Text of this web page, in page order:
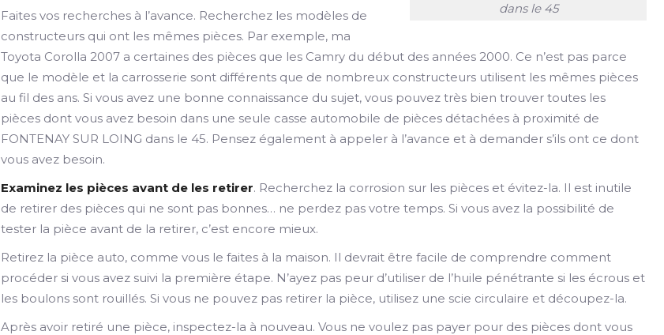
dans le 45
Faites vos recherches à l’avance. Recherchez les modèles de
constructeurs qui ont les mêmes pièces. Par exemple, ma
Toyota Corolla 2007 a certaines des pièces que les Camry du début des années 2000. Ce n’est pas parce
que le modèle et la carrosserie sont différents que de nombreux constructeurs utilisent les mêmes pièces
au fil des ans. Si vous avez une bonne connaissance du sujet, vous pouvez très bien trouver toutes les
pièces dont vous avez besoin dans une seule casse automobile de pièces détachées à proximité de
FONTENAY SUR LOING dans le 45. Pensez également à appeler à l’avance et à demander s’ils ont ce dont
vous avez besoin.
Examinez les pièces avant de les retirer. Recherchez la corrosion sur les pièces et évitez-la. Il est inutile
de retirer des pièces qui ne sont pas bonnes… ne perdez pas votre temps. Si vous avez la possibilité de
tester la pièce avant de la retirer, c’est encore mieux.
Retirez la pièce auto, comme vous le faites à la maison. Il devrait être facile de comprendre comment
procéder si vous avez suivi la première étape. N’ayez pas peur d’utiliser de l’huile pénétrante si les écrous et
les boulons sont rouillés. Si vous ne pouvez pas retirer la pièce, utilisez une scie circulaire et découpez-la.
Après avoir retiré une pièce, inspectez-la à nouveau. Vous ne voulez pas payer pour des pièces dont vous